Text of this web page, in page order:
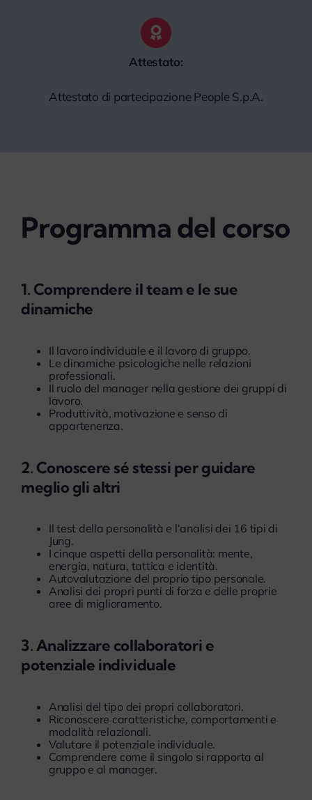
Attestato:
Attestato di partecipazione People S.p.A.
Programma del corso
1. Comprendere il team e le sue
dinamiche
Il lavoro individuale e il lavoro di gruppo.
Le dinamiche psicologiche nelle relazioni
professionali.
Il ruolo del manager nella gestione dei gruppi di
lavoro.
Produttività, motivazione e senso di
appartenenza.
2. Conoscere sé stessi per guidare
meglio gli altri
Il test della personalità e l’analisi dei 16 tipi di
Jung.
I cinque aspetti della personalità: mente,
energia, natura, tattica e identità.
Autovalutazione del proprio tipo personale.
Analisi dei propri punti di forza e delle proprie
aree di miglioramento.
3. Analizzare collaboratori e
potenziale individuale
Analisi del tipo dei propri collaboratori.
Riconoscere caratteristiche, comportamenti e
modalità relazionali.
Valutare il potenziale individuale.
Comprendere come il singolo si rapporta al
gruppo e al manager.